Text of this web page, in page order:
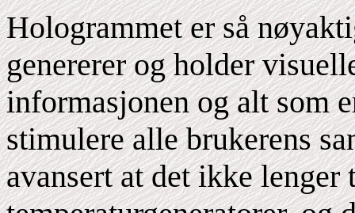
Hologrammet er så
genererer og holder
informasjonen og alt som
stimulere alle brukerens
avansert at det ikke lenger